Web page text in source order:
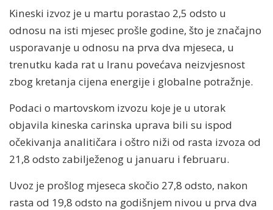
Kineski izvoz je u martu porastao 2,5 odsto u
odnosu na isti mjesec prošle godine, što je značajno
usporavanje u odnosu na prva dva mjeseca, u
trenutku kada rat u Iranu povećava neizvjesnost
zbog kretanja cijena energije i globalne potražnje.
Podaci o martovskom izvozu koje je u utorak
objavila kineska carinska uprava bili su ispod
očekivanja analitičara i oštro niži od rasta izvoza od
21,8 odsto zabilježenog u januaru i februaru.
Uvoz je prošlog mjeseca skočio 27,8 odsto, nakon
rasta od 19,8 odsto na godišnjem nivou u prva dva